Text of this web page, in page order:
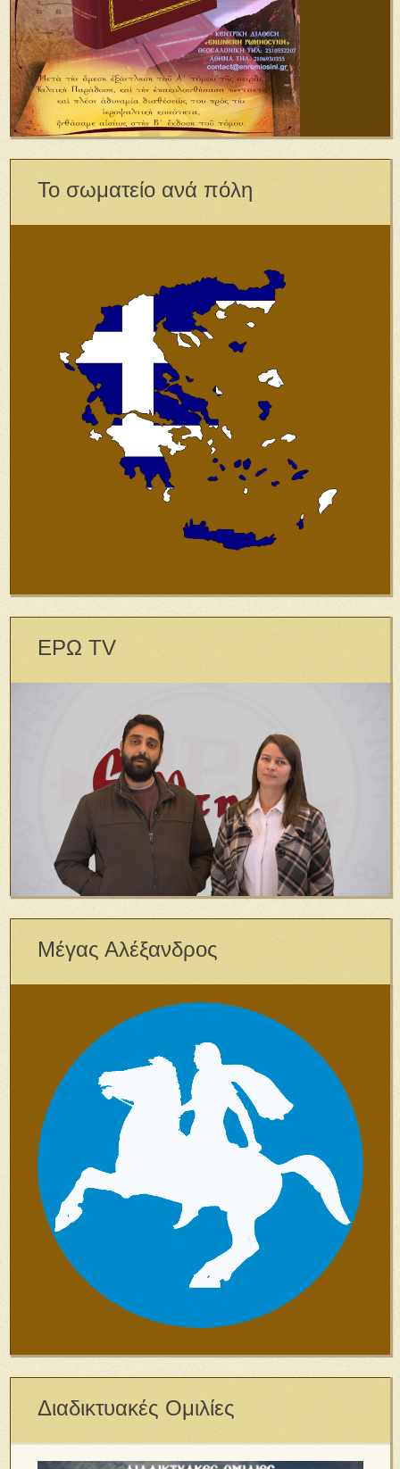
Το σωματείο ανά πόλη
ΕΡΩ TV
Μέγας Αλέξανδρος
Διαδικτυακές Ομιλίες